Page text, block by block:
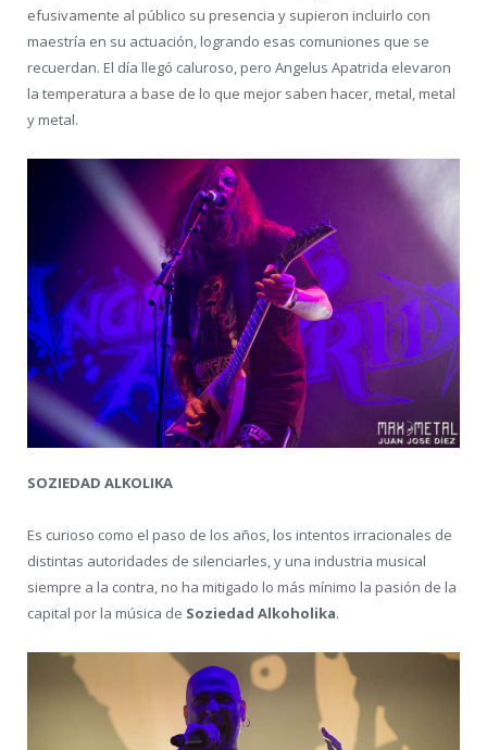
efusivamente al público su presencia y supieron incluirlo con
maestría en su actuación, logrando esas comuniones que se
recuerdan. El día llegó caluroso, pero Angelus Apatrida elevaron
la temperatura a base de lo que mejor saben hacer, metal, metal
y metal.
SOZIEDAD ALKOLIKA
Es curioso como el paso de los años, los intentos irracionales de
distintas autoridades de silenciarles, y una industria musical
siempre a la contra, no ha mitigado lo más mínimo la pasión de la
capital por la música de Soziedad Alkoholika.